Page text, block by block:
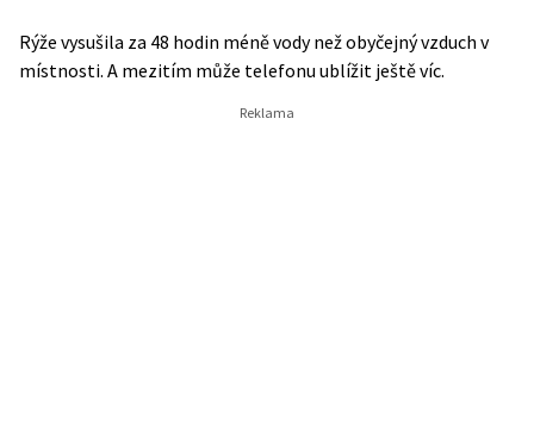
Rýže vysušila za 48 hodin méně vody než obyčejný vzduch v
místnosti. A mezitím může telefonu ublížit ještě víc.